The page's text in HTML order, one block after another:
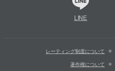
LINE
レーティング制度について
著作権について